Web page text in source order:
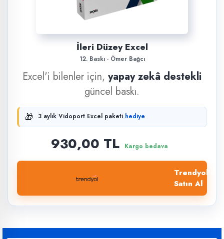
İleri Düzey Excel
12. Baskı · Ömer Bağcı
Excel'i bilenler için, yapay zekâ destekli
güncel baskı.
🎁 3 aylık Vidoport Excel paketi hediye
930,00 TL Kargo bedava
Trendyol'dan
Satın Al